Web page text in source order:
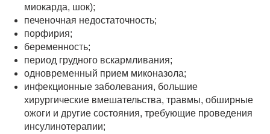
миокарда, шок);
печеночная недостаточность;
порфирия;
беременность;
период грудного вскармливания;
одновременный прием миконазола;
инфекционные заболевания, большие
хирургические вмешательства, травмы, обширные
ожоги и другие состояния, требующие проведения
инсулинотерапии;